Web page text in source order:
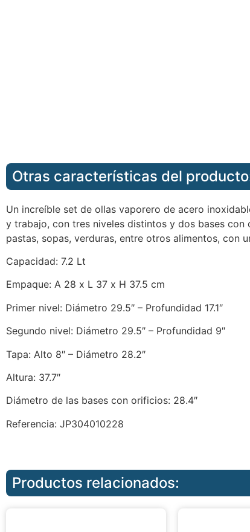
Otras características del
Un increíble set de ollas vaporero de acero
y trabajo, con tres niveles distintos y dos bases
pastas, sopas, verduras, entre otros alimentos, con
Capacidad: 7.2 Lt
Empaque: A 28 x L 37 x H 37.5 cm
Primer nivel: Diámetro 29.5″ – Profundidad 17.1″
Segundo nivel: Diámetro 29.5″ – Profundidad 9″
Tapa: Alto 8″ – Diámetro 28.2″
Altura: 37.7″
Diámetro de las bases con orificios: 28.4″
Referencia: JP304010228
Productos relacionados: